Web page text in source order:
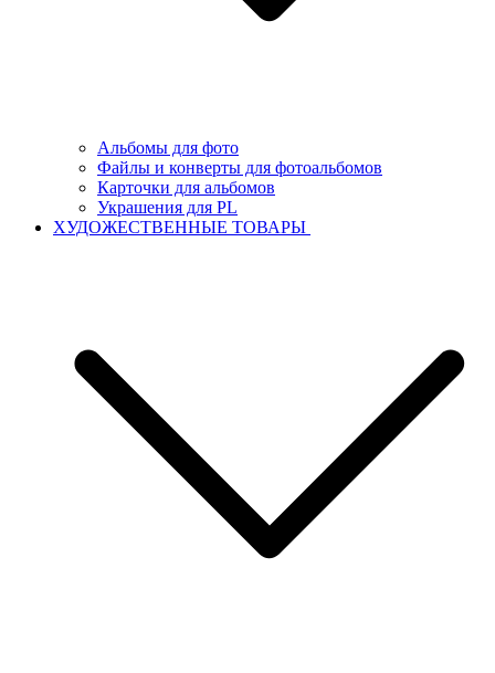
Альбомы для фото
Файлы и конверты для фотоальбомов
Карточки для альбомов
Украшения для PL
ХУДОЖЕСТВЕННЫЕ ТОВАРЫ